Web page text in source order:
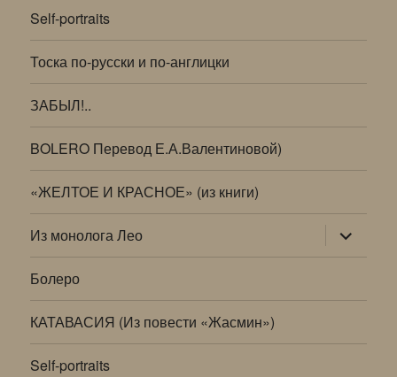
Self-portraits
Тоска по-русски и по-англицки
ЗАБЫЛ!..
BOLERO Перевод Е.А.Валентиновой)
«ЖЕЛТОЕ И КРАСНОЕ» (из книги)
Из монолога Лео раскрыть
дочернее
меню
Болеро
КАТАВАСИЯ (Из повести «Жасмин»)
Self-portraits